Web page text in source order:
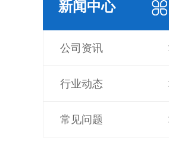
新闻中心
公司资讯
行业动态
常见问题